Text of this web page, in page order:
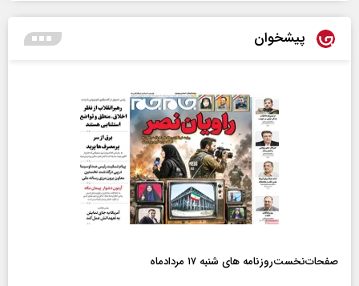
پیشخوان
صفحات‌نخست‌روزنامه ها‌ی شنبه ۱۷ مردادماه